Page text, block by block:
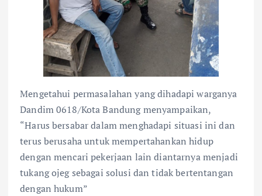
Mengetahui permasalahan yang dihadapi warganya
Dandim 0618/Kota Bandung menyampaikan,
“Harus bersabar dalam menghadapi situasi ini dan
terus berusaha untuk mempertahankan hidup
dengan mencari pekerjaan lain diantarnya menjadi
tukang ojeg sebagai solusi dan tidak bertentangan
dengan hukum”